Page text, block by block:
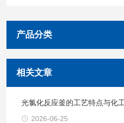
产品分类
相关文章
光氯化反应釜的工艺特点与化
2026-06-25